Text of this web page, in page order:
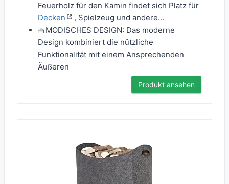
Feuerholz für den Kamin findet sich Platz für
Decken
, Spielzeug und andere...
🧺​MODISCHES DESIGN: Das moderne
Design kombiniert die nützliche
Funktionalität mit einem Ansprechenden
Äußeren
Produkt ansehen